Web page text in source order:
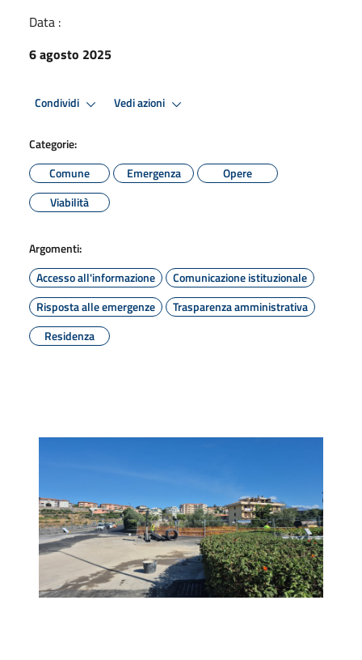
Data :
6 agosto 2025
Condividi Vedi azioni
Categorie:
Comune
Emergenza
Opere
Viabilità
Argomenti:
Accesso all'informazione
Comunicazione istituzionale
Risposta alle emergenze
Trasparenza amministrativa
Residenza